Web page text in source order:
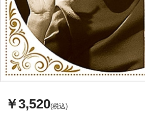
￥3,520(税込)